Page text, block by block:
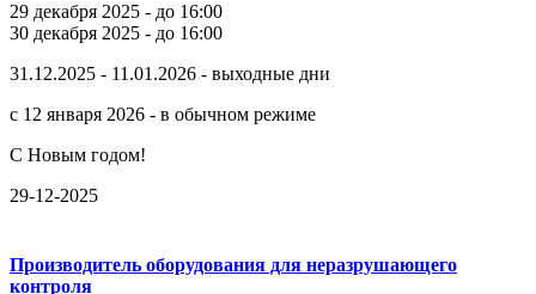
29 декабря 2025 - до 16:00
30 декабря 2025 - до 16:00
31.12.2025 - 11.01.2026 - выходные дни
с 12 января 2026 - в обычном режиме
С Новым годом!
29-12-2025
Производитель оборудования для неразрушающего
контроля